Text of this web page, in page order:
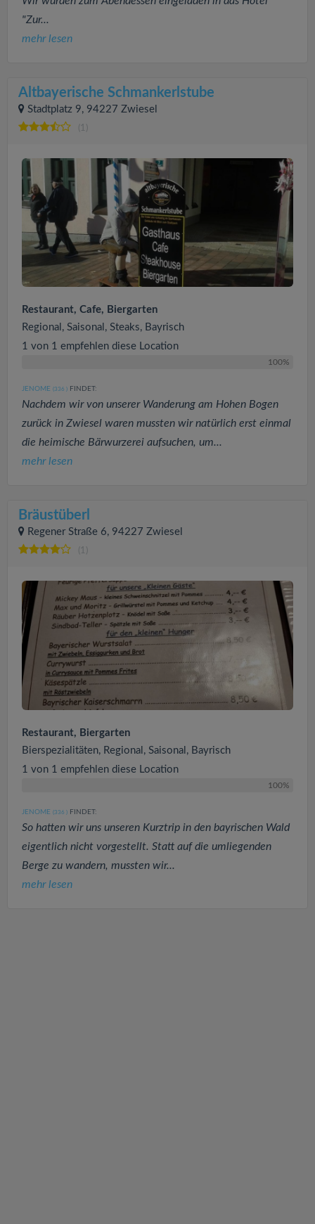
"Zur...
mehr lesen
Altbayerische Schmankerlstube
Stadtplatz 9, 94227 Zwiesel
(1)
Restaurant, Cafe, Biergarten
Regional, Saisonal, Steaks, Bayrisch
1 von 1 empfehlen diese Location
100%
JENOME (336 ) FINDET:
Nachdem wir von unserer Wanderung am Hohen Bogen
zurück in Zwiesel waren mussten wir natürlich erst einmal
die heimische Bärwurzerei aufsuchen, um...
mehr lesen
Bräustüberl
Regener Straße 6, 94227 Zwiesel
Restaurant, Biergarten
Bierspezialitäten, Regional, Saisonal, Bayrisch
1 von 1 empfehlen diese Location
100%
JENOME (336 ) FINDET:
So hatten wir uns unseren Kurztrip in den bayrischen Wald
eigentlich nicht vorgestellt. Statt auf die umliegenden
Berge zu wandern, mussten wir...
mehr lesen